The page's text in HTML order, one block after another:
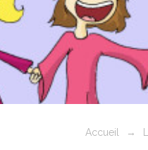
Accueil →